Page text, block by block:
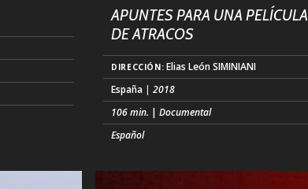
APUNTES PARA UNA PELÍCULA
DE ATRACOS
DIRECCIÓN: Elias León SIMINIANI
España | 2018
106 min. |Documental
Español
hacer una película de atracos. Durante el